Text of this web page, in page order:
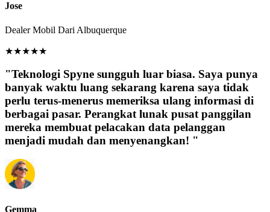
Jose
Dealer Mobil Dari Albuquerque
★★★★★
"Teknologi Spyne sungguh luar biasa. Saya punya
banyak waktu luang sekarang karena saya tidak
perlu terus-menerus memeriksa ulang informasi di
berbagai pasar. Perangkat lunak pusat panggilan
mereka membuat pelacakan data pelanggan
menjadi mudah dan menyenangkan! "
Gemma